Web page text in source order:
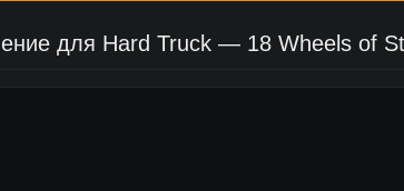
для Hard Truck — 18 Wheels of